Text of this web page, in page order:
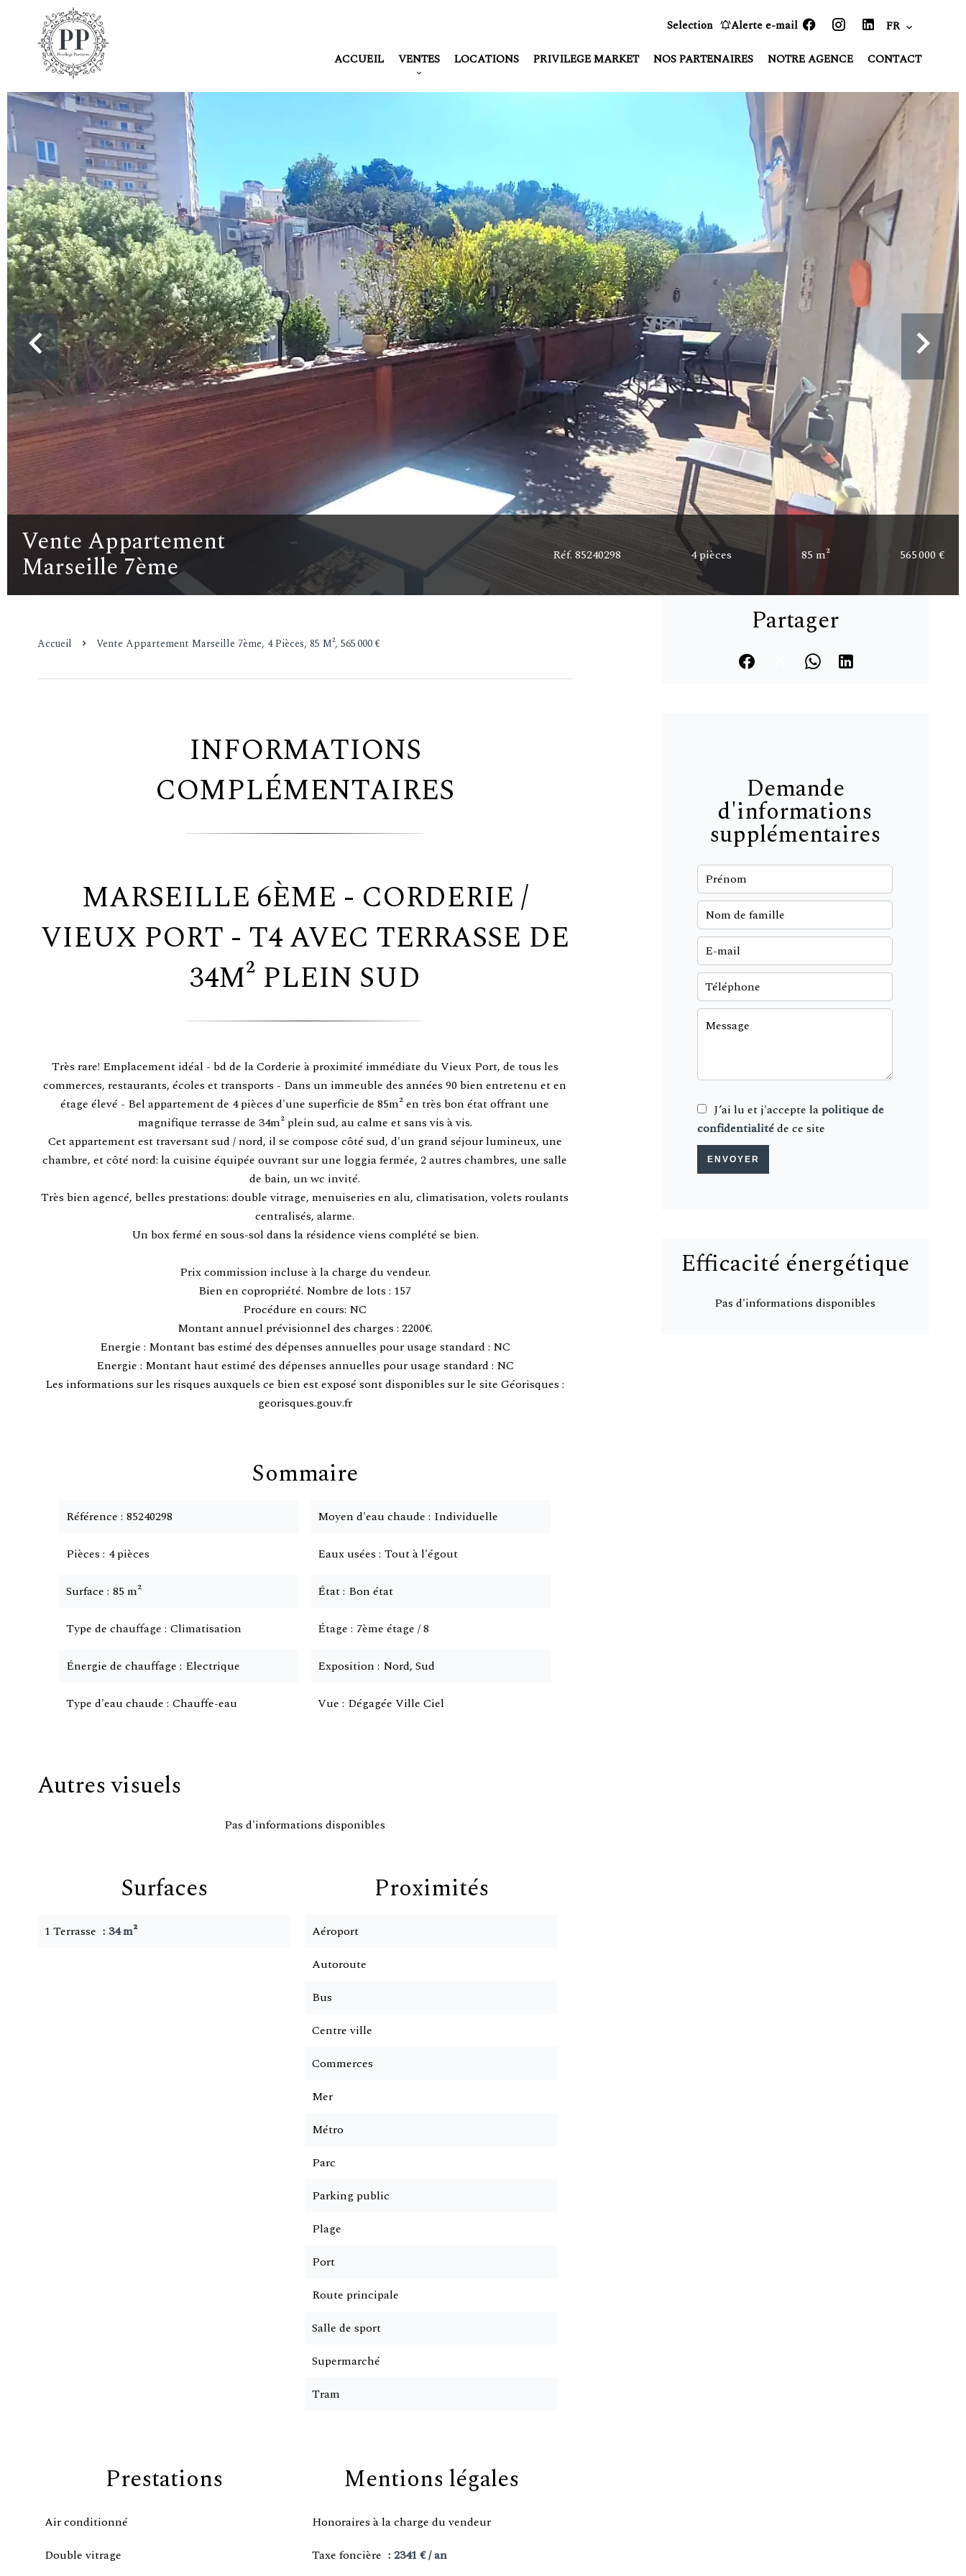
Selection Alerte e-mail
FR
ACCUEIL
VENTES LOCATIONS PRIVILEGE MARKET NOS PARTENAIRES NOTRE AGENCE CONTACT
Vente Appartement
Marseille 7ème Réf. 85240298 4 pièces 85 m² 565 000 €
Accueil Vente Appartement Marseille 7ème, 4 Pièces, 85 M², 565 000 €
INFORMATIONS
COMPLÉMENTAIRES
MARSEILLE 6ÈME - CORDERIE /
VIEUX PORT - T4 AVEC TERRASSE DE
34M² PLEIN SUD
Très rare! Emplacement idéal - bd de la Corderie à proximité immédiate du Vieux Port, de tous les
commerces, restaurants, écoles et transports - Dans un immeuble des années 90 bien entretenu et en
étage élevé - Bel appartement de 4 pièces d'une superficie de 85m² en très bon état offrant une
magnifique terrasse de 34m² plein sud, au calme et sans vis à vis.
Cet appartement est traversant sud / nord, il se compose côté sud, d'un grand séjour lumineux, une
chambre, et côté nord: la cuisine équipée ouvrant sur une loggia fermée, 2 autres chambres, une salle
de bain, un wc invité.
Très bien agencé, belles prestations: double vitrage, menuiseries en alu, climatisation, volets roulants
centralisés, alarme.
Un box fermé en sous-sol dans la résidence viens complété se bien.
Prix commission incluse à la charge du vendeur.
Bien en copropriété. Nombre de lots : 157
Procédure en cours: NC
Montant annuel prévisionnel des charges : 2200€.
Energie : Montant bas estimé des dépenses annuelles pour usage standard : NC
Energie : Montant haut estimé des dépenses annuelles pour usage standard : NC
Les informations sur les risques auxquels ce bien est exposé sont disponibles sur le site Géorisques :
georisques.gouv.fr
Sommaire
Référence 85240298
Pièces 4 pièces
Surface 85 m²
Type de chauffage Climatisation
Énergie de chauffage Electrique
Type d'eau chaude Chauffe-eau
Moyen d'eau chaude Individuelle
Eaux usées Tout à l'égout
État Bon état
Étage 7ème étage / 8
Exposition Nord, Sud
Vue Dégagée Ville Ciel
Autres visuels
Pas d'informations disponibles
Surfaces
1 Terrasse 34 m²
Proximités
Aéroport
Autoroute
Bus
Centre ville
Commerces
Mer
Métro
Parc
Parking public
Plage
Port
Route principale
Salle de sport
Supermarché
Tram
Prestations
Air conditionné
Double vitrage
Mentions légales
Honoraires à la charge du vendeur
Taxe foncière
2341 € / an
Partager
Demande
d'informations
supplémentaires
J’ai lu et j'accepte lapolitique de
confidentialitéde ce site
ENVOYER
Efficacité énergétique
Pas d'informations disponibles